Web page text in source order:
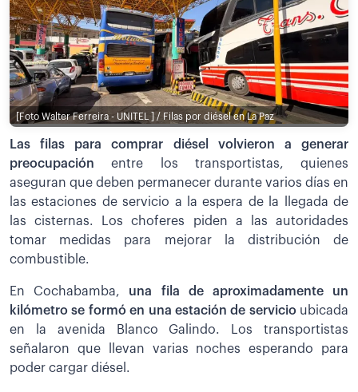
[Foto Walter Ferreira - UNITEL ] / Filas por diésel en La Paz
Las filas para comprar diésel volvieron a generar
preocupación entre los transportistas, quienes
aseguran que deben permanecer durante varios días en
las estaciones de servicio a la espera de la llegada de
las cisternas. Los choferes piden a las autoridades
tomar medidas para mejorar la distribución de
combustible.
En Cochabamba, una fila de aproximadamente un
kilómetro se formó en una estación de servicio ubicada
en la avenida Blanco Galindo. Los transportistas
señalaron que llevan varias noches esperando para
poder cargar diésel.